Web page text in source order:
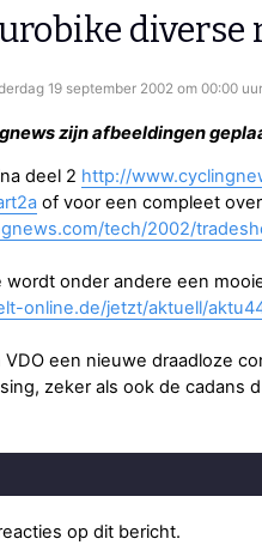
19 september 2002 om 00:00 uur
zijn afbeeldingen
deel 2 http://
of voor een compleet
tech/2002/
wordt onder andere een
online.de/jetzt/aktuell/
VDO een nieuwe draadloze
zeker als ook de cadans
op dit bericht.